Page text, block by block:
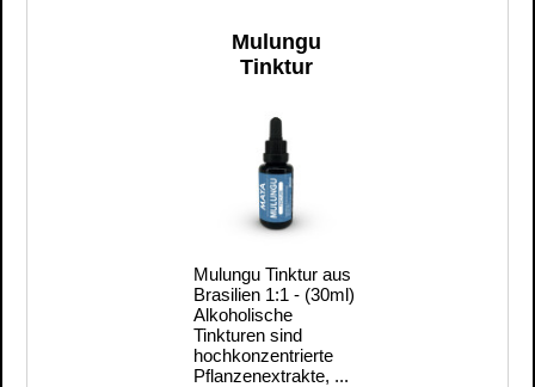
Mulungu
Tinktur
Mulungu Tinktur aus
Brasilien 1:1 - (30ml)
Alkoholische
Tinkturen sind
hochkonzentrierte
Pflanzenextrakte, ...